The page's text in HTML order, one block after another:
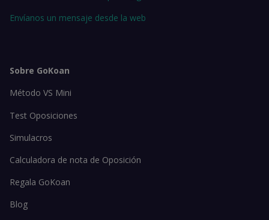
Envíanos un mensaje desde la web
Sobre GoKoan
Método VS Mini
Test Oposiciones
Simulacros
Calculadora de nota de Oposición
Regala GoKoan
Blog